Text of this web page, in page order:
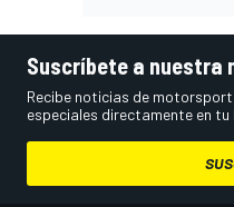
Suscríbete a nuestra
Recibe noticias de
especiales directamente en